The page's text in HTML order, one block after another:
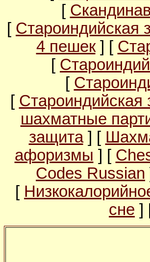
[
[ Староиндийская
4 пешек] [
[
[
[
шахматные
защита] [
афоризмы ] [
Codes Russian
[
сне ]